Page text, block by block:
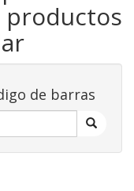
productos
de barras